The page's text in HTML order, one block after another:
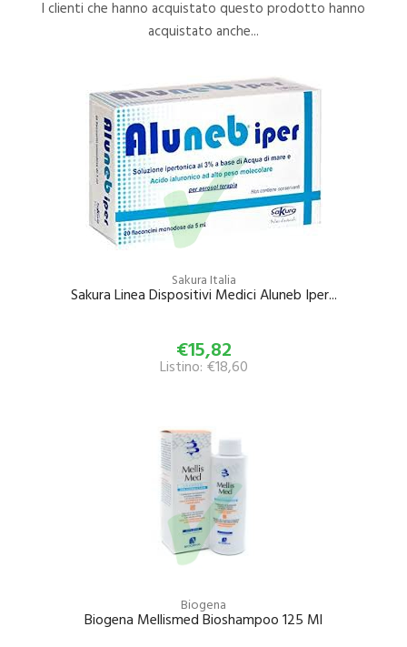
I clienti che hanno acquistato questo prodotto hanno
acquistato anche...
Sakura Italia
Sakura Linea Dispositivi Medici Aluneb Iper...
€15,82
Listino: €18,60
Biogena
Biogena Mellismed Bioshampoo 125 Ml